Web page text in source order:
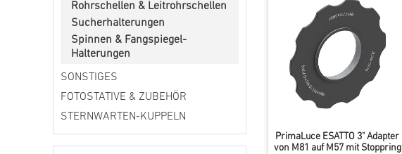
Rohrschellen & Leitrohrschellen
Sucherhalterungen
Spinnen & Fangspiegel-
Halterungen
SONSTIGES
FOTOSTATIVE & ZUBEHÖR
STERNWARTEN-KUPPELN
PrimaLuce ESATTO 3" Adapter
von M81 auf M57 mit Stoppring